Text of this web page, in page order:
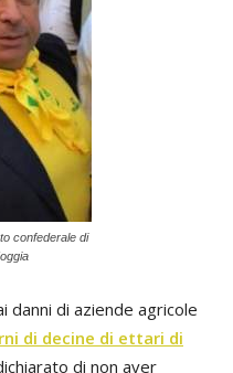
confederale di
danni di aziende agricole
di decine di ettari di
di non aver